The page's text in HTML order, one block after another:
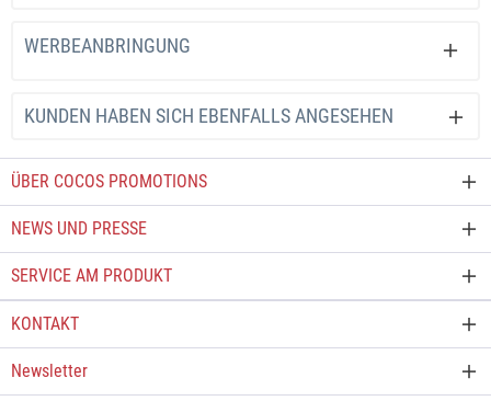
WERBEANBRINGUNG
KUNDEN HABEN SICH EBENFALLS ANGESEHEN
ÜBER COCOS PROMOTIONS
NEWS UND PRESSE
SERVICE AM PRODUKT
KONTAKT
Newsletter